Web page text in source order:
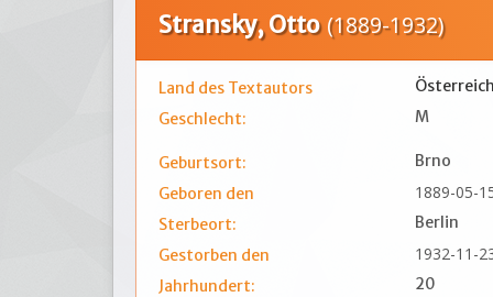
Stransky, Otto(1889-1932)
Land des Textautors
Österreich
Geschlecht:
M
Geburtsort:
Brno
Geboren den
1889-05-
Sterbeort:
Berlin
Gestorben den
1932-11-
Jahrhundert: 20